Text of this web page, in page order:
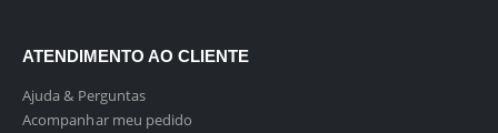
ATENDIMENTO AO CLIENTE
Ajuda & Perguntas
Acompanhar meu pedido